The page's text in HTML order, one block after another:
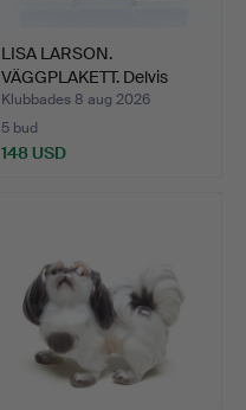
LISA LARSON.
VÄGGPLAKETT. Delvis
glaserat …
Klubbades 8 aug 2026
5 bud
148 USD